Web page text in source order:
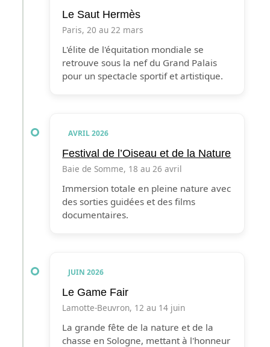
Le Saut Hermès
Paris, 20 au 22 mars
L'élite de l'équitation mondiale se
retrouve sous la nef du Grand Palais
pour un spectacle sportif et artistique.
AVRIL 2026
Festival de l’Oiseau et de la Nature
Baie de Somme, 18 au 26 avril
Immersion totale en pleine nature avec
des sorties guidées et des films
documentaires.
JUIN 2026
Le Game Fair
Lamotte-Beuvron, 12 au 14 juin
La grande fête de la nature et de la
chasse en Sologne, mettant à l'honneur